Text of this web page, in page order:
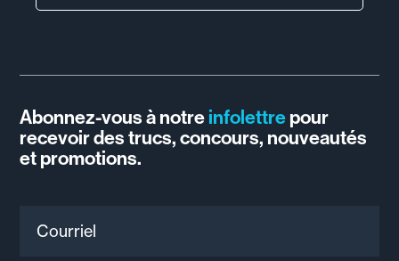
Abonnez-vous à notreinfolettrepour
recevoir des trucs, concours, nouveautés
et promotions.